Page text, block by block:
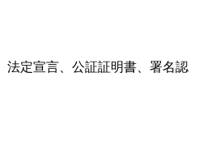
法定宣言、公証証明書、署名認